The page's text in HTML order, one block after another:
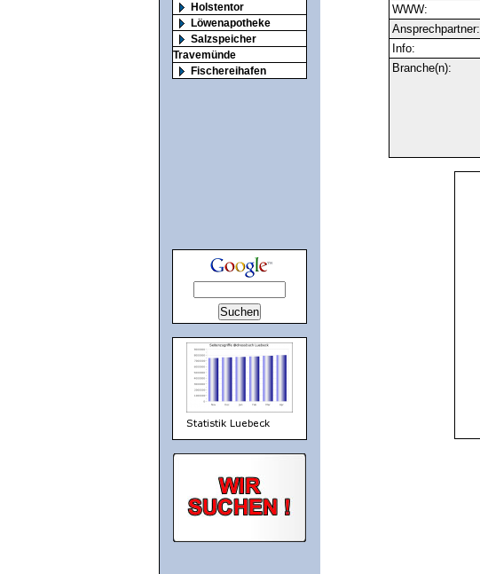
Holstentor
Löwenapotheke
Salzspeicher
Travemünde
Fischereihafen
WWW:
Ansprechpartner:
Info:
Branche(n):